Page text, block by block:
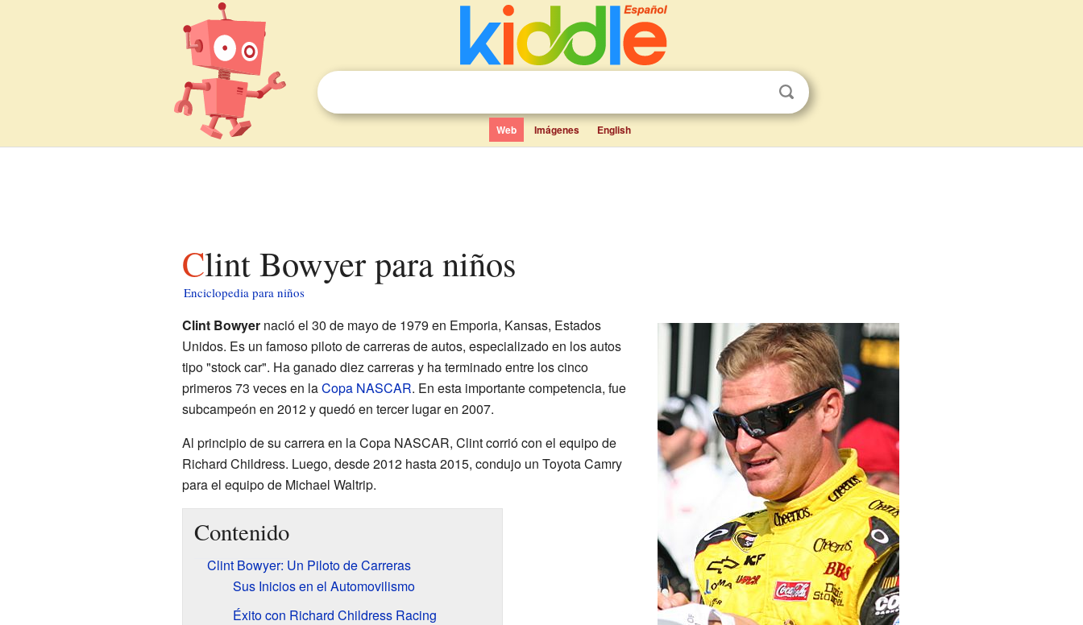
Web Imágenes English
Clint Bowyer para niños
Enciclopedia para niños
Clint Bowyernació el 30 de mayo de 1979 en Emporia, Kansas, Estados
Unidos. Es un famoso piloto de carreras de autos, especializado en los autos
tipo "stock car". Ha ganado diez carreras y ha terminado entre los cinco
primeros 73 veces en laCopa NASCAR. En esta importante competencia, fue
subcampeón en 2012 y quedó en tercer lugar en 2007.
Al principio de su carrera en la Copa NASCAR, Clint corrió con el equipo de
Richard Childress. Luego, desde 2012 hasta 2015, condujo un Toyota Camry
para el equipo de Michael Waltrip.
Contenido
Clint Bowyer: Un Piloto de Carreras
Sus Inicios en el Automovilismo
Éxito con Richard Childress Racing